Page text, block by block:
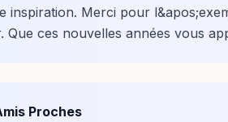
inspiration. Merci pour
Que ces nouvelles années vous
Proches